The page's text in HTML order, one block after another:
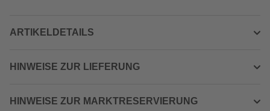
ARTIKELDETAILS
HINWEISE ZUR LIEFERUNG
HINWEISE ZUR MARKTRESERVIERUNG